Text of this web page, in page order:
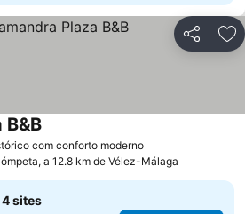
Partilhar
com conforto moderno
B&B
a 12.8 km de Vélez-Málaga
4 sites